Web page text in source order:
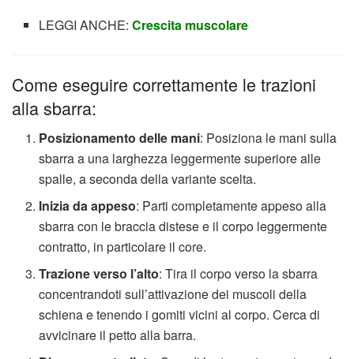
LEGGI ANCHE:Crescita muscolare
Come eseguire correttamente le trazioni
alla sbarra:
Posizionamento delle mani: Posiziona le mani sulla
sbarra a una larghezza leggermente superiore alle
spalle, a seconda della variante scelta.
Inizia da appeso: Parti completamente appeso alla
sbarra con le braccia distese e il corpo leggermente
contratto, in particolare il core.
Trazione verso l’alto: Tira il corpo verso la sbarra
concentrandoti sull’attivazione dei muscoli della
schiena e tenendo i gomiti vicini al corpo. Cerca di
avvicinare il petto alla barra.